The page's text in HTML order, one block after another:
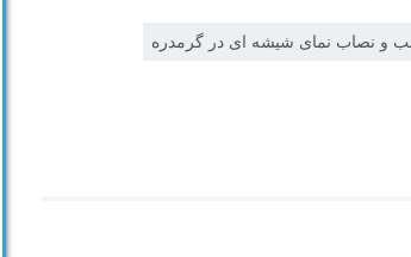
و نصاب نمای شیشه ای در گرمدره